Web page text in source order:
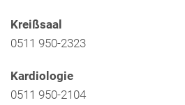
Kreißsaal
0511 950-2323
Kardiologie
0511 950-2104